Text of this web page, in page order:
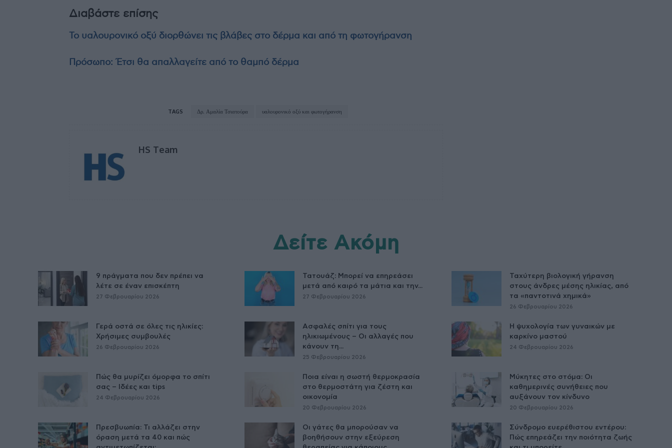
Διαβάστε επίσης
Το υαλουρονικό οξύ διορθώνει τις βλάβες στο δέρμα και από τη φωτογήρανση
Πρόσωπο: Έτσι θα απαλλαγείτε από το θαμπό δέρμα
TAGS Δρ. Αμαλία Τσιατούρα υαλουρονικό οξύ και φωτογήρανση
HS Team
Δείτε Ακόμη
9 πράγματα που δεν πρέπει να
λέτε σε έναν επισκέπτη
27 Φεβρουαρίου 2026
Τατουάζ: Μπορεί να επηρεάσει
μετά από καιρό τα μάτια και την...
27 Φεβρουαρίου 2026
Ταχύτερη βιολογική γήρανση
στους άνδρες μέσης ηλικίας, από
τα «παντοτινά χημικά»
26 Φεβρουαρίου 2026
Γερά οστά σε όλες τις ηλικίες:
Χρήσιμες συμβουλές
26 Φεβρουαρίου 2026
Ασφαλές σπίτι για τους
ηλικιωμένους – Οι αλλαγές που
κάνουν τη...
25 Φεβρουαρίου 2026
Η ψυχολογία των γυναικών με
καρκίνο μαστού
24 Φεβρουαρίου 2026
Πώς θα μυρίζει όμορφα το σπίτι
σας – Ιδέες και tips
24 Φεβρουαρίου 2026
Ποια είναι η σωστή θερμοκρασία
στο θερμοστάτη για ζέστη και
οικονομία
20 Φεβρουαρίου 2026
Μύκητες στο στόμα: Οι
καθημερινές συνήθειες που
αυξάνουν τον κίνδυνο
20 Φεβρουαρίου 2026
Πρεσβυωπία: Τι αλλάζει στην
όραση μετά τα 40 και πώς
Οι γάτες θα μπορούσαν να
βοηθήσουν στην εξεύρεση
Σύνδρομο ευερέθιστου εντέρου:
Πώς επηρεάζει την ποιότητα ζωής